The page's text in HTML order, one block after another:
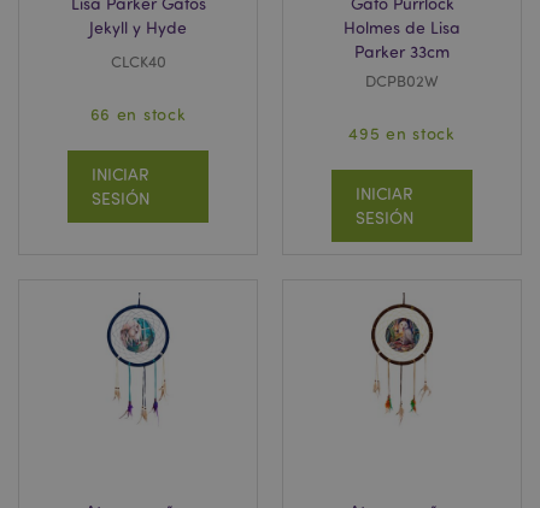
Jekyll y Hyde
CLCK40
66 en stock
INICIAR
SESIÓN
Holmes de Lisa
Parker 33cm
DCPB02W
495 en stock
INICIAR
SESIÓN